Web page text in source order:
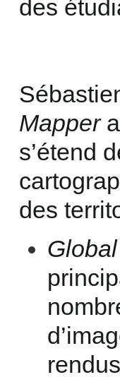
des
Mapper
s’étend
des